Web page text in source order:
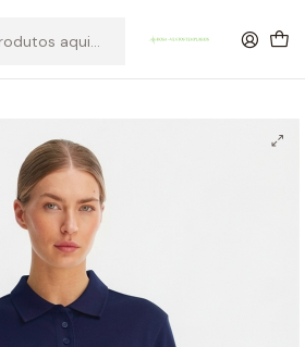
ENVIO em compras para Portugal superiores a